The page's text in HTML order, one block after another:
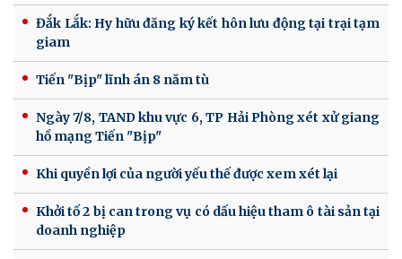
Đắk Lắk: Hy hữu đăng ký kết hôn lưu động tại trại tạm
giam
Tiến "Bịp" lĩnh án 8 năm tù
Ngày 7/8, TAND khu vực 6, TP Hải Phòng xét xử giang
hồ mạng Tiến "Bịp"
Khi quyền lợi của người yếu thế được xem xét lại
Khởi tố 2 bị can trong vụ có dấu hiệu tham ô tài sản tại
doanh nghiệp